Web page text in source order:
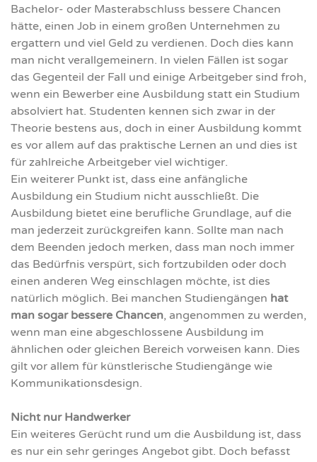
Bachelor- oder Masterabschluss bessere Chancen
hätte, einen Job in einem großen Unternehmen zu
ergattern und viel Geld zu verdienen. Doch dies kann
man nicht verallgemeinern. In vielen Fällen ist sogar
das Gegenteil der Fall und einige Arbeitgeber sind froh,
wenn ein Bewerber eine Ausbildung statt ein Studium
absolviert hat. Studenten kennen sich zwar in der
Theorie bestens aus, doch in einer Ausbildung kommt
es vor allem auf das praktische Lernen an und dies ist
für zahlreiche Arbeitgeber viel wichtiger.
Ein weiterer Punkt ist, dass eine anfängliche
Ausbildung ein Studium nicht ausschließt. Die
Ausbildung bietet eine berufliche Grundlage, auf die
man jederzeit zurückgreifen kann. Sollte man nach
dem Beenden jedoch merken, dass man noch immer
das Bedürfnis verspürt, sich fortzubilden oder doch
einen anderen Weg einschlagen möchte, ist dies
natürlich möglich. Bei manchen Studiengängen hat
man sogar bessere Chancen, angenommen zu werden,
wenn man eine abgeschlossene Ausbildung im
ähnlichen oder gleichen Bereich vorweisen kann. Dies
gilt vor allem für künstlerische Studiengänge wie
Kommunikationsdesign.
Nicht nur Handwerker
Ein weiteres Gerücht rund um die Ausbildung ist, dass
es nur ein sehr geringes Angebot gibt. Doch befasst